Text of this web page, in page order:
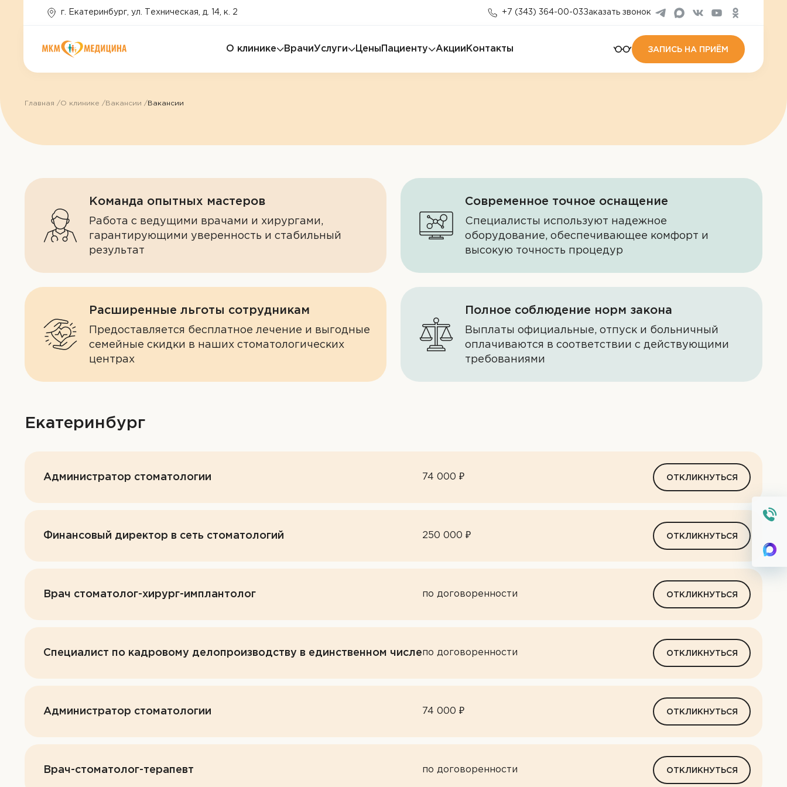
г. Екатеринбург, ул. Техническая, д. 14, к. 2 +7 (343) 364-00-03Заказать звонок
О клинике ВрачиУслуги Цены Пациенту Акции Контакты ЗАПИСЬ НА ПРИЁМ
Главная О клинике Вакансии Вакансии
Команда опытных мастеров
Работа с ведущими врачами и хирургами,
гарантирующими уверенность и стабильный
результат
Современное точное оснащение
Специалисты используют надежное
оборудование, обеспечивающее комфорт и
высокую точность процедур
Расширенные льготы сотрудникам
Предоставляется бесплатное лечение и выгодные
семейные скидки в наших стоматологических
центрах
Полное соблюдение норм закона
Выплаты официальные, отпуск и больничный
оплачиваются в соответствии с действующими
требованиями
Екатеринбург
Администратор стоматологии 74 000 ₽ ОТКЛИКНУТЬСЯ
Финансовый директор в сеть стоматологий 250 000 ₽ ОТКЛИКНУТЬСЯ
Врач стоматолог-хирург-имплантолог по договоренности ОТКЛИКНУТЬСЯ
Специалист по кадровому делопроизводству в единственном числепо договоренности ОТКЛИКНУТЬСЯ
Администратор стоматологии 74 000 ₽ ОТКЛИКНУТЬСЯ
Врач-стоматолог-терапевт по договоренности ОТКЛИКНУТЬСЯ